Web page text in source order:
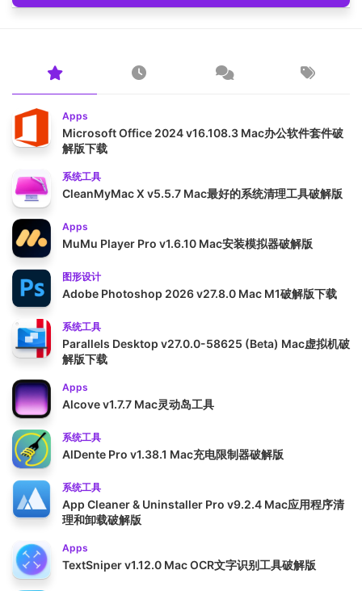
Apps
Microsoft Office 2024 v16.108.3 Mac办公软件套件破
解版下载
系统工具
CleanMyMac X v5.5.7 Mac最好的系统清理工具破解版
Apps
MuMu Player Pro v1.6.10 Mac安装模拟器破解版
图形设计
Adobe Photoshop 2026 v27.8.0 Mac M1破解版下载
系统工具
Parallels Desktop v27.0.0-58625 (Beta) Mac虚拟机破
解版下载
Apps
Alcove v1.7.7 Mac灵动岛工具
系统工具
AlDente Pro v1.38.1 Mac充电限制器破解版
系统工具
App Cleaner & Uninstaller Pro v9.2.4 Mac应用程序清
理和卸载破解版
Apps
TextSniper v1.12.0 Mac OCR文字识别工具破解版